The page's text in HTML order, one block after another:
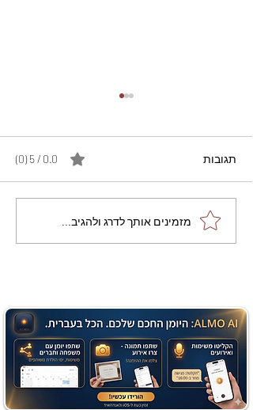
מתכון מנצח עוגת מייפל
שוקולד בחושה וקלה - זיוה
תגובות 0.0 / 5 ‏(0)
מזמינים אותך לדרג ולהגיב...